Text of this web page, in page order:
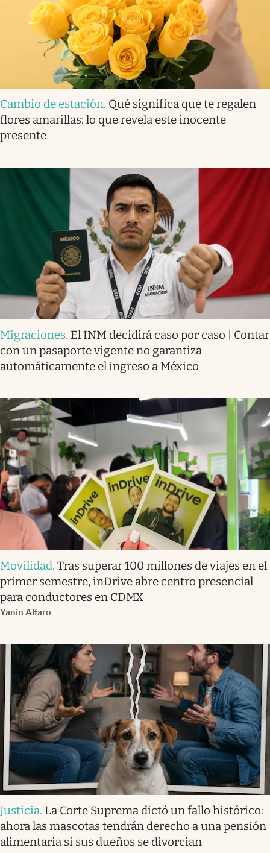
Cambio de estación. Qué significa que te regalen
flores amarillas: lo que revela este inocente
presente
Migraciones. El INM decidirá caso por caso | Contar
con un pasaporte vigente no garantiza
automáticamente el ingreso a México
Movilidad. Tras superar 100 millones de viajes en el
primer semestre, inDrive abre centro presencial
para conductores en CDMX
Yanin Alfaro
Justicia. La Corte Suprema dictó un fallo histórico:
ahora las mascotas tendrán derecho a una pensión
alimentaria si sus dueños se divorcian